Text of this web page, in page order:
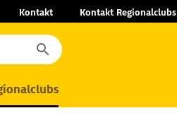
Kontakt Kontakt Regionalclubs